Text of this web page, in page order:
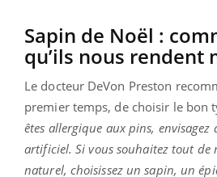
Sapin de Noël :
qu’ils nous rendent
Le docteur DeVon Preston
premier temps, de choisir le bon
êtes allergique aux pins,
artificiel. Si vous souhaitez tout de
naturel, choisissez un sapin, un